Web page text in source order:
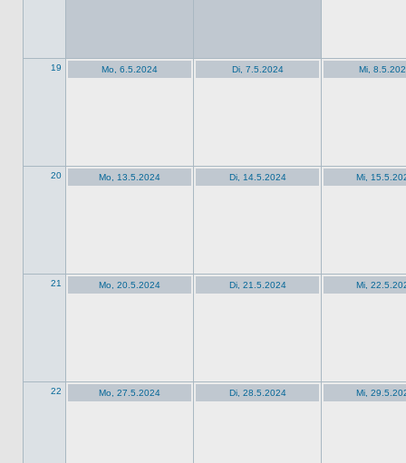
19 Mo, 6.5.2024 Di, 7.5.2024 Mi,
20 Mo, 13.5.2024 Di, 14.5.2024 Mi,
21 Mo, 20.5.2024 Di, 21.5.2024 Mi,
22 Mo, 27.5.2024 Di, 28.5.2024 Mi,